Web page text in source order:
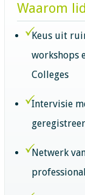
Waarom
Keus uit
workshops
Colleges
Intervisie
Netwerk